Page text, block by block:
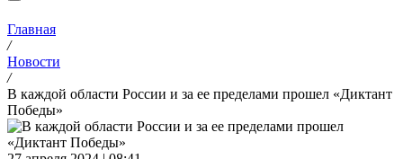
Главная
/
Новости
/
В каждой области России и за ее пределами прошел «Диктант
Победы»